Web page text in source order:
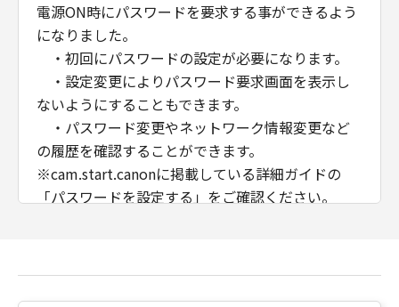
電源ON時にパスワードを要求する事ができるよう
になりました。
・初回にパスワードの設定が必要になります。
・設定変更によりパスワード要求画面を表示し
ないようにすることもできます。
・パスワード変更やネットワーク情報変更など
の履歴を確認することができます。
※cam.start.canonに掲載している詳細ガイドの
「パスワードを設定する」をご確認ください。